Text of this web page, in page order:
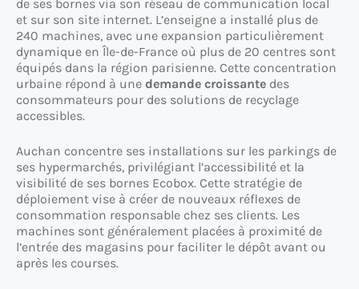
de ses bornes via son réseau de communication local
et sur son site internet. L’enseigne a installé plus de
240 machines, avec une expansion particulièrement
dynamique en Île-de-France où plus de 20 centres sont
équipés dans la région parisienne. Cette concentration
urbaine répond à une demande croissante des
consommateurs pour des solutions de recyclage
accessibles.
Auchan concentre ses installations sur les parkings de
ses hypermarchés, privilégiant l’accessibilité et la
visibilité de ses bornes Ecobox. Cette stratégie de
déploiement vise à créer de nouveaux réflexes de
consommation responsable chez ses clients. Les
machines sont généralement placées à proximité de
l’entrée des magasins pour faciliter le dépôt avant ou
après les courses.